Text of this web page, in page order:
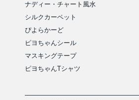
ナディー・チャート風水
シルクカーペット
ぴよらかーど
ピヨちゃんシール
マスキングテープ
ピヨちゃんTシャツ